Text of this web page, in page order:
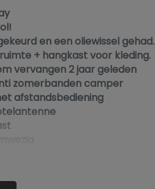
en een oliewissel gehad.
+ hangkast voor kleding.
vervangen 2 jaar geleden
zomerbanden camper
afstandsbediening